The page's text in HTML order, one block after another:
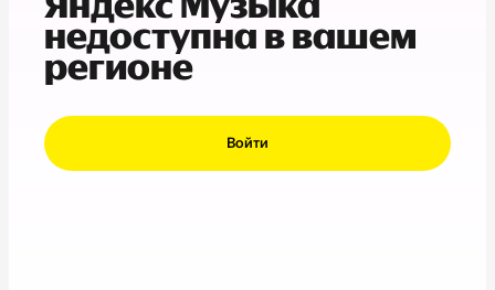
недоступна в вашем
регионе
Войти